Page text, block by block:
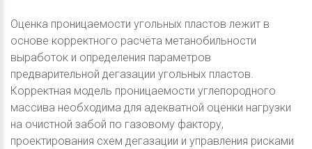
Оценка проницаемости угольных пластов лежит в
основе корректного расчёта метанобильности
выработок и определения параметров
предварительной дегазации угольных пластов.
Корректная модель проницаемости углепородного
массива необходима для адекватной оценки нагрузки
на очистной забой по газовому фактору,
проектирования схем дегазации и управления рисками